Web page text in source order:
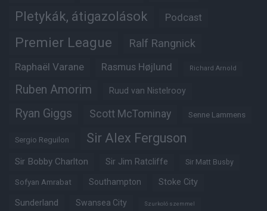
Pletykák, átigazolások Podcast
Premier League Ralf Rangnick
Raphaël Varane Rasmus Højlund Richard Arnold
Ruben Amorim Ruud van Nistelrooy
Ryan Giggs Scott McTominay Senne Lammens
Sergio Reguilon Sir Alex Ferguson
Sir Bobby Charlton Sir Jim Ratcliffe Sir Matt Busby
Sofyan Amrabat Southampton Stoke City
Sunderland Swansea City Szurkoló szemmel